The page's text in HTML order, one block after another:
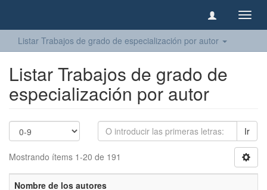
Listar Trabajos de grado de especialización por autor
Listar Trabajos de grado de
especialización por autor
Ir
Mostrando ítems 1-20 de 191
Nombre de los autores